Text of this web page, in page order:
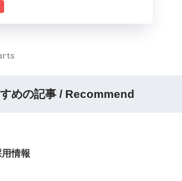
めの記事 / Recommend
用情報